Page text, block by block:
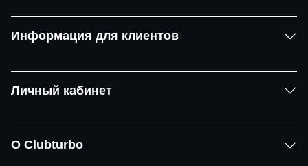
Информация для клиентов
Личный кабинет
О Clubturbo